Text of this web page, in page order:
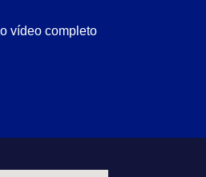
vídeo completo